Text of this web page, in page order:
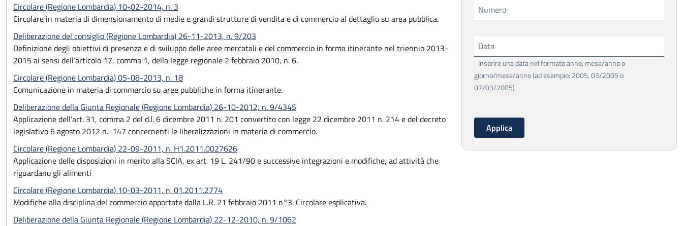
Circolare (Regione Lombardia) 10-02-2014, n. 3
Circolare in materia di dimensionamento di medie e grandi strutture di vendita e di commercio al dettaglio su area pubblica.
Deliberazione del consiglio (Regione Lombardia) 26-11-2013, n. 9/203
Definizione degli obiettivi di presenza e di sviluppo delle aree mercatali e del commercio in forma itinerante nel triennio 2013-
2015 ai sensi dell’articolo 17, comma 1, della legge regionale 2 febbraio 2010, n. 6.
Circolare (Regione Lombardia) 05-08-2013, n. 18
Comunicazione in materia di commercio su aree pubbliche in forma itinerante.
Deliberazione della Giunta Regionale (Regione Lombardia) 26-10-2012, n. 9/4345
Applicazione dell’art. 31, comma 2 del d.l. 6 dicembre 2011 n. 201 convertito con legge 22 dicembre 2011 n. 214 e del decreto
legislativo 6 agosto 2012 n. 147 concernenti le liberalizzazioni in materia di commercio.
Circolare (Regione Lombardia) 22-09-2011, n. H1.2011.0027626
Applicazione delle disposizioni in merito alla SCIA, ex art. 19 L. 241/90 e successive integrazioni e modifiche, ad attività che
riguardano gli alimenti
Circolare (Regione Lombardia) 10-03-2011, n. 01.2011.2774
Modifiche alla disciplina del commercio apportate dalla L.R. 21 febbraio 2011 n°3. Circolare esplicativa.
Deliberazione della Giunta Regionale (Regione Lombardia) 22-12-2010, n. 9/1062
Numero
Data
Inserire una data nel formato anno, mese/anno o
giorno/mese/anno (ad esempio: 2005, 03/2005 o
07/03/2005)